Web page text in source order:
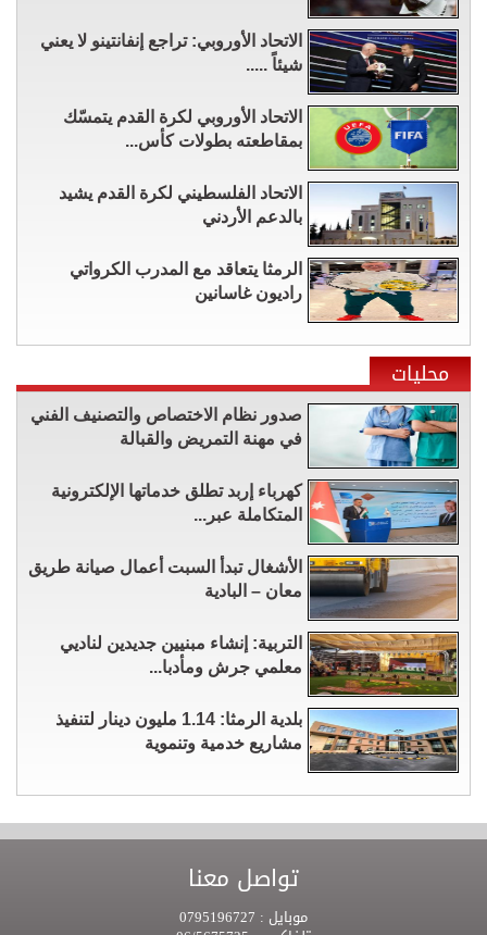
الاتحاد الأوروبي: تراجع إنفانتينو لا يعني
شيئاً .....
الاتحاد الأوروبي لكرة القدم يتمسّك
بمقاطعته بطولات كأس...
الاتحاد الفلسطيني لكرة القدم يشيد
بالدعم الأردني
الرمثا يتعاقد مع المدرب الكرواتي
راديون غاسانين
محليات
صدور نظام الاختصاص والتصنيف الفني
في مهنة التمريض والقبالة
كهرباء إربد تطلق خدماتها الإلكترونية
المتكاملة عبر...
الأشغال تبدأ السبت أعمال صيانة طريق
معان – البادية
التربية: إنشاء مبنيين جديدين لناديي
معلمي جرش ومأدبا...
بلدية الرمثا: 1.14 مليون دينار لتنفيذ
مشاريع خدمية وتنموية
تواصل معنا
موبايل :